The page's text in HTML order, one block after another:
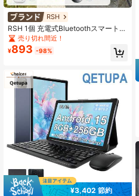
RSH
RSH 1個 充電式Bluetoothスマートト
ラッカータグ、Apple Find My対応、
紛失防止アイテムロケーター、USB-
C充電式ミニGPSトラッカー、鍵、
対応
売り切れ間近！
¥893 -98%
¥3,402 節約